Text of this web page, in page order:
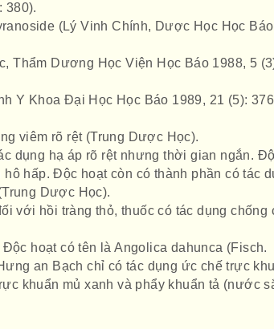
380).
(Lý Vinh Chính, Dược Học Học Báo
Thẩm Dương Học Viện Học Báo 1988, 5
Y Khoa Đại Học Học Báo 1989, 21 (5):
viêm rõ rệt (Trung Dược Học).
dụng hạ áp rõ rệt nhưng thời gian ngắn.
hấp. Độc hoạt còn có thành phần có tác
Dược Học).
với hồi tràng thỏ, thuốc có tác dụng chống
hoạt có tên là Angolica dahunca (Fisch.
an Bạch chỉ có tác dụng ức chế trực
khuẩn mủ xanh và phẩy khuẩn tả (nước